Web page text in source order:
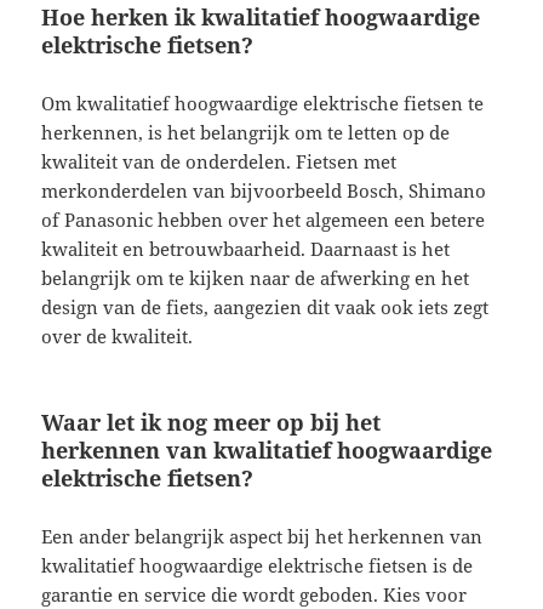
Hoe herken ik kwalitatief hoogwaardige
elektrische fietsen?
Om kwalitatief hoogwaardige elektrische fietsen te
herkennen, is het belangrijk om te letten op de
kwaliteit van de onderdelen. Fietsen met
merkonderdelen van bijvoorbeeld Bosch, Shimano
of Panasonic hebben over het algemeen een betere
kwaliteit en betrouwbaarheid. Daarnaast is het
belangrijk om te kijken naar de afwerking en het
design van de fiets, aangezien dit vaak ook iets zegt
over de kwaliteit.
Waar let ik nog meer op bij het
herkennen van kwalitatief hoogwaardige
elektrische fietsen?
Een ander belangrijk aspect bij het herkennen van
kwalitatief hoogwaardige elektrische fietsen is de
garantie en service die wordt geboden. Kies voor